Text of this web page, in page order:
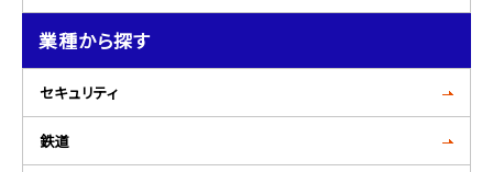
業種から探す
セキュリティ
鉄道